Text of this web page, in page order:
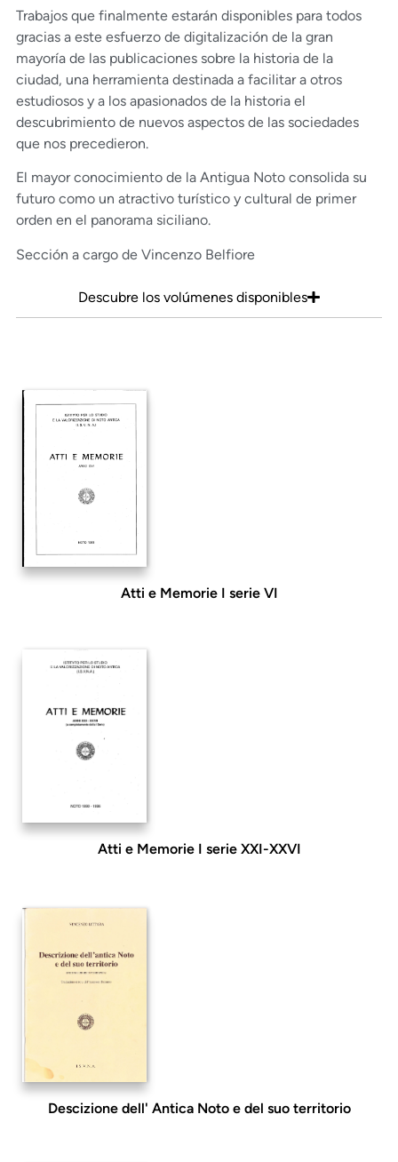
Trabajos que finalmente estarán disponibles para todos
gracias a este esfuerzo de digitalización de la gran
mayoría de las publicaciones sobre la historia de la
ciudad, una herramienta destinada a facilitar a otros
estudiosos y a los apasionados de la historia el
descubrimiento de nuevos aspectos de las sociedades
que nos precedieron.
El mayor conocimiento de la Antigua Noto consolida su
futuro como un atractivo turístico y cultural de primer
orden en el panorama siciliano.
Sección a cargo de Vincenzo Belfiore
Descubre los volúmenes disponibles
Atti e Memorie I serie VI
Atti e Memorie I serie XXI-XXVI
Descizione dell' Antica Noto e del suo territorio